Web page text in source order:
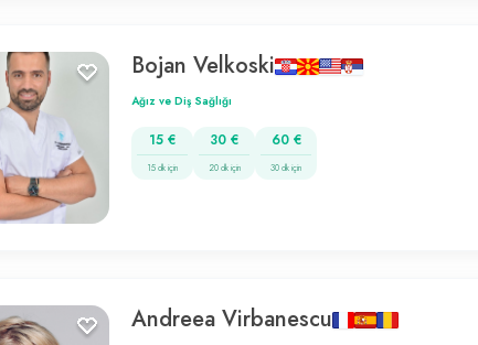
Bojan Velkoski
Ağız ve Diş Sağlığı
15 €
15 dk için
30 €
20 dk için
60 €
30 dk için
Andreea Virbanescu